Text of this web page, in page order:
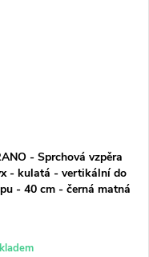
- Sprchová vzpěra
- kulatá - vertikální do
- 40 cm - černá matná